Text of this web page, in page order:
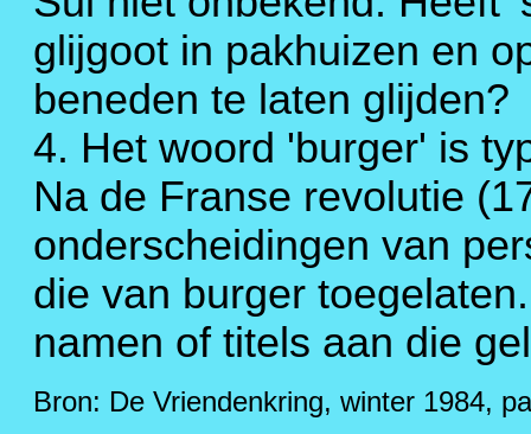
glijgoot in pakhuizen en
beneden te laten glijden?
4. Het woord 'burger' is
Na de Franse revolutie
onderscheidingen van
die van burger
namen of titels aan die
Bron: De Vriendenkring, winter 1984,